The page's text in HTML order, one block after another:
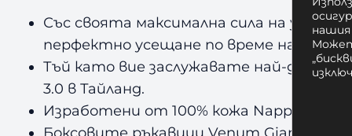
Със своята максимална сила на удар,
перфектно усещане по време на
Тъй като вие заслужавате най-
3.0 в Тайланд.
Изработени от 100% кожа Nappa,
Боксовите ръкавици Venum Giant 3.0
нашия